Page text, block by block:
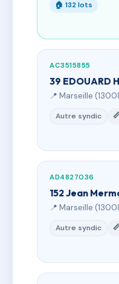
🏠 132 lots
AC3515855
39 EDOUARD
📍 Marseille
Autre syndic
AD4827036
152 Jean
📍 Marseille
Autre syndic